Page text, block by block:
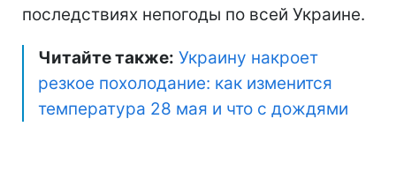
последствиях непогоды по всей Украине.
Читайте также: Украину накроет
резкое похолодание: как изменится
температура 28 мая и что с дождями